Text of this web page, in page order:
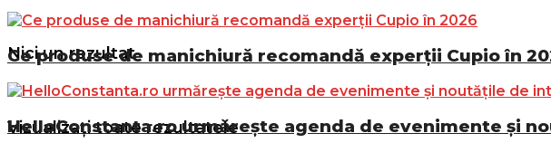
Nici un rezultat
Vizualizați toate rezultatele
Ce produse de manichiură recomandă experții Cupio în
HelloConstanta.ro urmărește agenda de evenimente și